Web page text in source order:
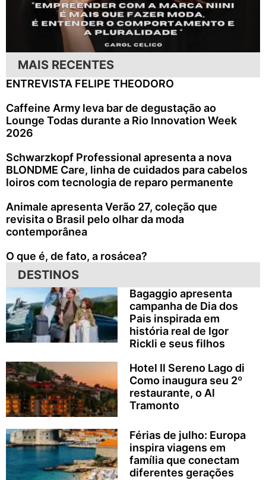
MAIS RECENTES
ENTREVISTA FELIPE THEODORO
Caffeine Army leva bar de degustação ao
Lounge Todas durante a Rio Innovation Week
2026
Schwarzkopf Professional apresenta a nova
BLONDME Care, linha de cuidados para cabelos
loiros com tecnologia de reparo permanente
Animale apresenta Verão 27, coleção que
revisita o Brasil pelo olhar da moda
contemporânea
O que é, de fato, a rosácea?
DESTINOS
Bagaggio apresenta
campanha de Dia dos
Pais inspirada em
história real de Igor
Rickli e seus filhos
Hotel Il Sereno Lago di
Como inaugura seu 2º
restaurante, o Al
Tramonto
Férias de julho: Europa
inspira viagens em
família que conectam
diferentes gerações